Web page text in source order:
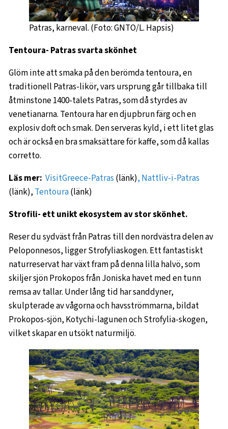
Patras, karneval. (Foto: GNTO/L. Hapsis)
Tentοura- Patras svarta skönhet
Glöm inte att smaka på den berömda tentoura, en
traditionell Patras-likör, vars ursprung går tillbaka till
åtminstone 1400-talets Patras, som då styrdes av
venetianarna. Tentoura har en djupbrun färg och en
explosiv doft och smak. Den serveras kyld, i ett litet glas
och är också en bra smaksättare för kaffe, som då kallas
corretto.
Läs mer: VisitGreece-Patras (länk), Nattliv-i-Patras
(länk), Tentoura(länk)
Strofili- ett unikt ekosystem av stor skönhet.
Reser du sydväst från Patras till den nordvästra delen av
Peloponnesos, ligger Strofyliaskogen. Ett fantastiskt
naturreservat har växt fram på denna lilla halvö, som
skiljer sjön Prokopos från Joniska havet med en tunn
remsa av tallar. Under lång tid har sanddyner,
skulpterade av vågorna och havsströmmarna, bildat
Prokopos-sjön, Kotychi-lagunen och Strofylia-skogen,
vilket skapar en utsökt naturmiljö.